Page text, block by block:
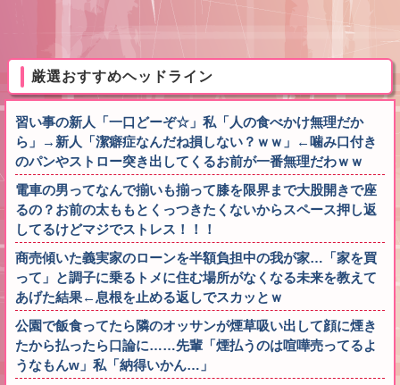
厳選おすすめヘッドライン
習い事の新人「一口どーぞ☆」私「人の食べかけ無理だか
ら」→新人「潔癖症なんだね損しない？ｗｗ」←噛み口付き
のパンやストロー突き出してくるお前が一番無理だわｗｗ
電車の男ってなんで揃いも揃って膝を限界まで大股開きで座
るの？お前の太ももとくっつきたくないからスペース押し返
してるけどマジでストレス！！！
商売傾いた義実家のローンを半額負担中の我が家…「家を買
って」と調子に乗るトメに住む場所がなくなる未来を教えて
あげた結果←息根を止める返しでスカッとｗ
公園で飯食ってたら隣のオッサンが煙草吸い出して顔に煙き
たから払ったら口論に……先輩「煙払うのは喧嘩売ってるよ
うなもんw」私「納得いかん…」